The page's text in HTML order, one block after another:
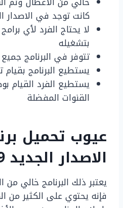
كانت توجد في الاصدار
لا يحتاج الفرد لأي
بتشغيله
تتوفر في البرنامج جميع
يستطيع البرنامج بقيام
يستطيع الفرد القيام
القنوات المفضلة
الاصدار الجديد 2019
يعتبر ذلك البرنامج خالي
فإنه يحتوي على الكثير من